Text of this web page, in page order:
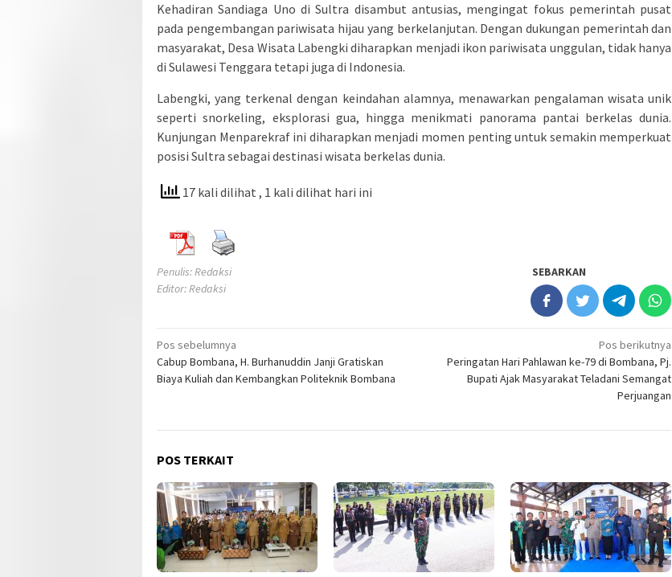
Kehadiran Sandiaga Uno di Sultra disambut antusias, mengingat fokus pemerintah pusat
pada pengembangan pariwisata hijau yang berkelanjutan. Dengan dukungan pemerintah dan
masyarakat, Desa Wisata Labengki diharapkan menjadi ikon pariwisata unggulan, tidak hanya
di Sulawesi Tenggara tetapi juga di Indonesia.
Labengki, yang terkenal dengan keindahan alamnya, menawarkan pengalaman wisata unik
seperti snorkeling, eksplorasi gua, hingga menikmati panorama pantai berkelas dunia.
Kunjungan Menparekraf ini diharapkan menjadi momen penting untuk semakin memperkuat
posisi Sultra sebagai destinasi wisata berkelas dunia.
17 kali dilihat , 1 kali dilihat hari ini
Penulis: Redaksi
Editor: Redaksi
SEBARKAN
Navigasi
pos
Pos sebelumnya
Cabup Bombana, H. Burhanuddin Janji Gratiskan
Biaya Kuliah dan Kembangkan Politeknik Bombana
Pos berikutnya
Peringatan Hari Pahlawan ke-79 di Bombana, Pj.
Bupati Ajak Masyarakat Teladani Semangat
Perjuangan
POS TERKAIT